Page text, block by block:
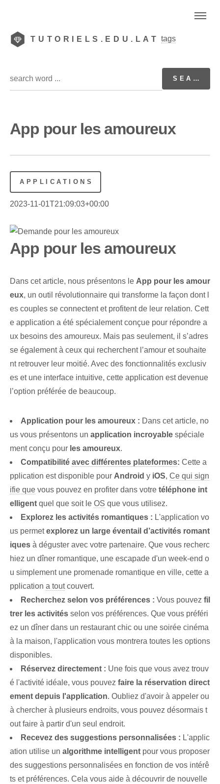
TUTORIELS.EDU.LAT tags
App pour les amoureux
APPLICATIONS
2023-11-01T21:09:03+00:00
App pour les amoureux
Dans cet article, nous présentons le‌ App pour les amour
eux, un outil révolutionnaire qui transforme la façon dont l
es couples se connectent et profitent de leur relation. Cett
e application a été spécialement conçue pour répondre a
ux besoins des amoureux. Mais pas seulement, il s’adres
se également à ceux qui recherchent l’amour et souhaite
nt retrouver leur moitié. Avec des fonctionnalités exclusiv
es et une interface intuitive, cette application est devenue
l’option préférée de beaucoup.
Application pour les amoureux : Dans cet article, no
us vous présentons un⁢ application incroyable spéciale
ment conçu pour les amoureux.
Compatibilité avec différentes plateformes: Cette a
pplication est disponible pour Android y iOS, Ce qui sign
ifie que vous pouvez en profiter dans votre téléphone int
elligent quel que soit le OS que vous utilisez.
Explorez les activités romantiques : L'application vo
us permetexplorez un large éventail d’activités romant
iques à déguster avec votre partenaire. Que vous recherc
hiez un dîner romantique, une escapade d'un week-end o
u simplement une promenade romantique en ville, cette a
pplication a toutcouvert.
Recherchez selon vos préférences : Vous pouvez⁤ fil
trer les activités selon vos préférences. Que vous préféri
ez un dîner dans un restaurant chic ou une soirée cinéma
à la maison, l'application vous montrera toutes les options
disponibles.
Réservez directement : Une fois que vous avez trouv
é l'activité idéale, vous pouvez faire la réservation direct
ement depuis l'application. Oubliez d'avoir à appeler ou
à chercher à plusieurs endroits, vous pouvez désormais t
out faire à partir d'un seul endroit.
Recevez des suggestions personnalisées : L'applic
ation utilise un algorithme intelligent pour vous proposer
des suggestions personnalisées en fonction de vos intérê
ts et préférences. Cela vous aide à découvrir de nouvelle